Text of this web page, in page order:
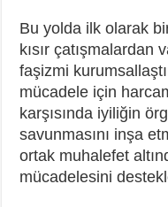
Bu yolda ilk olarak
kısır çatışmalardan
faşizmi
mücadele için
karşısında iyiliğin
savunmasını inşa
ortak muhalefet
mücadelesini